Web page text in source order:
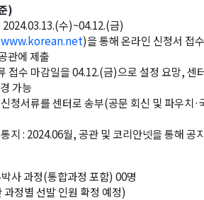
)
수)~04.12.(금)
www.korean.net)을 통해 온라인 신청서 접
관에 제출
접수 마감일을 04.12.(금)으로 설정 요망, 센
가능
청서류를 센터로 송부(공문 회신 및 파우치·
지 : 2024.06월, 공관 및 코리안넷을 통해 공
사 과정(통합과정 포함) 00명
정별 선발 인원 확정 예정)